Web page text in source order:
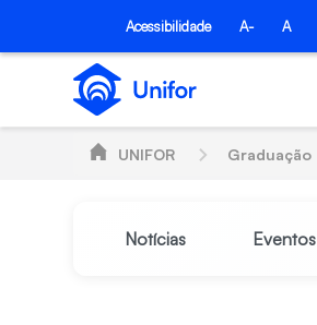
Pular para o Conteúdo principal
Acessibilidade A- A
UNIFOR Graduação
Notícias Eventos